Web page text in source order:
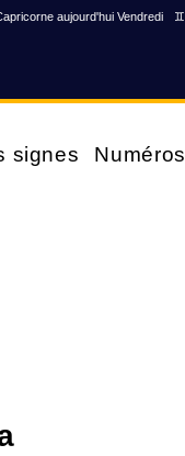
aujourd'hui Vendredi
signes